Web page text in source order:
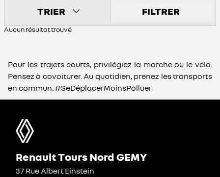
TRIER FILTRER
Aucun résultat trouvé
Pour les trajets courts, privilégiez la marche ou le vélo.
Pensez à covoiturer. Au quotidien, prenez les transports
en commun. #SeDéplacerMoinsPolluer
Renault Tours Nord GEMY
37 Rue Albert Einstein